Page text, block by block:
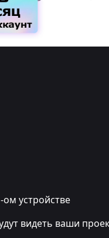
устройстве
видеть ваши